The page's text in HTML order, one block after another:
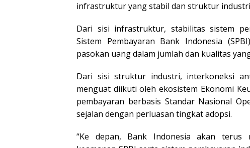
infrastruktur yang stabil dan struktur
Dari sisi infrastruktur, stabilitas sistem
Sistem Pembayaran Bank Indonesia
pasokan uang dalam jumlah dan kualitas
Dari sisi struktur industri, interkoneksi
menguat diikuti oleh ekosistem Ekonomi
pembayaran berbasis Standar Nasional
sejalan dengan perluasan tingkat adopsi.
“Ke depan, Bank Indonesia akan terus